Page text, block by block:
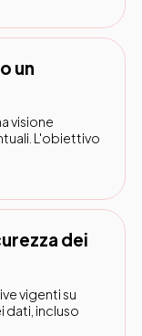
un
visione
L'obiettivo
dei
vigenti su
dati, incluso